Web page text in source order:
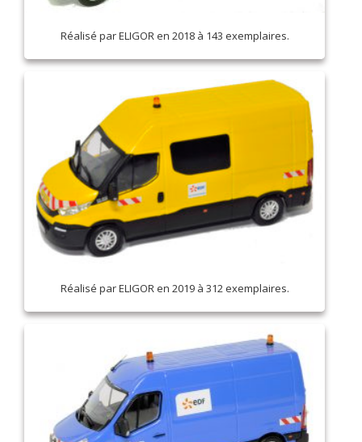
Réalisé par ELIGOR en 2018 à 143 exemplaires.
Réalisé par ELIGOR en 2019 à 312 exemplaires.